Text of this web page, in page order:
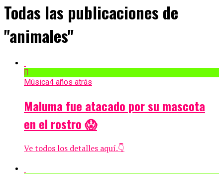
Todas las publicaciones de
"animales"
Música4 años atrás
Maluma fue atacado por su mascota
en el rostro 😱
Ve todos los detalles aquí.👇